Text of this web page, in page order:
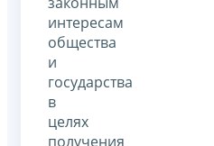
интересам
общества
и
государства
в
целях
получения